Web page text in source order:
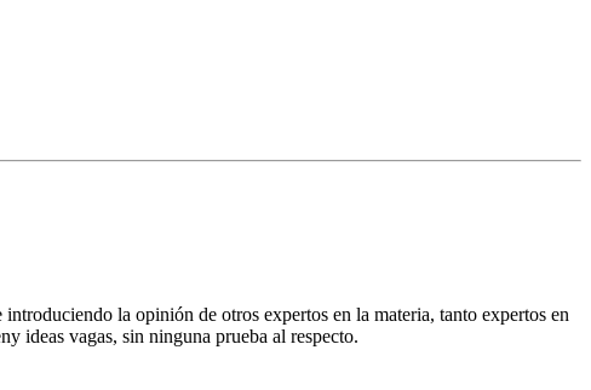
la opinión de otros expertos en la materia, tanto expertos en
ideas vagas, sin ninguna prueba al respecto.